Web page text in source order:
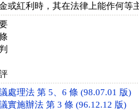
或紅利時，其在法律上能作何等
處理法 第 5、6 條 (98.07.01 版)
實施辦法 第 3 條 (96.12.12 版)